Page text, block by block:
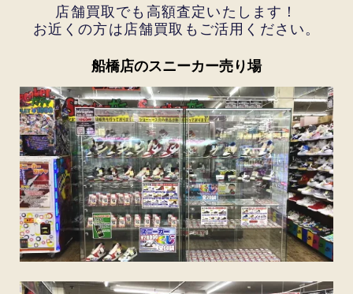
店舗買取でも高額査定いたします！
お近くの方は店舗買取もご活用ください。
船橋店のスニーカー売り場